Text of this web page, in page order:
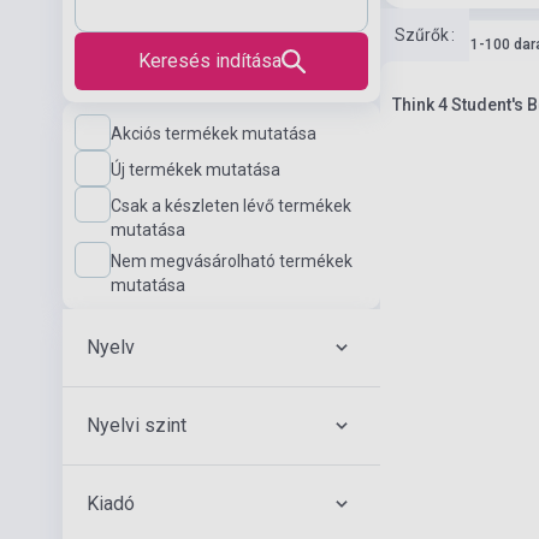
Keresés indítása
Akciós termékek mutatása
Új termékek mutatása
Csak a készleten lévő termékek
mutatása
Nem megvásárolható termékek
mutatása
Nyelv
Nyelvi szint
Kiadó
Szűrők:
Készlet: 11-100
Think 4 Student's